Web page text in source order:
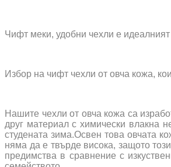
Чифт меки, удобни чехли е
Избор на чифт чехли от овча кожа,
Нашите чехли от овча кожа са
друг материал с химически влакна
студената зима.Освен това овчата
няма да е твърде висока, защото
предимства в сравнение с